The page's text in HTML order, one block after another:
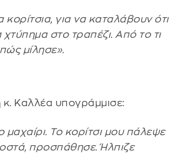
για να καταλάβουν ότι
στο τραπέζι. Από το τι
μίλησε».
κ. Καλλέα υπογράμμισε:
Το κορίτσι μου πάλεψε
προσπάθησε. Ήλπιζε